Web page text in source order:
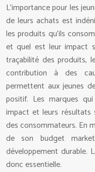
L’importance pour les
de leurs achats est
les produits qu’ils
et quel est leur impact
traçabilité des produits,
contribution à des
permettent aux jeunes
positif. Les marques
impact et leurs
des consommateurs. En
de son budget
développement durable.
donc essentielle.